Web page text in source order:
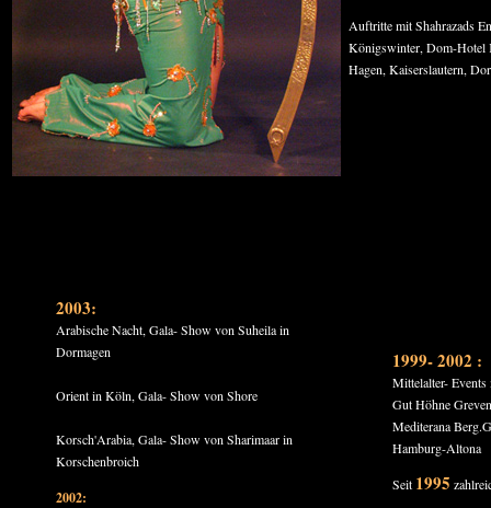
Auftritte mit Shahrazads
Königswinter, Dom-Hotel
Hagen, Kaiserslautern,
2003:
Arabische Nacht, Gala- Show von Suheila in
Dormagen
Orient in Köln, Gala- Show von Shore
Korsch'Arabia, Gala- Show von Sharimaar in
Korschenbroich
2002:
1999- 2002 :
Mittelalter-
Gut Höhne
Mediterana
Hamburg-Altona
Seit 1995